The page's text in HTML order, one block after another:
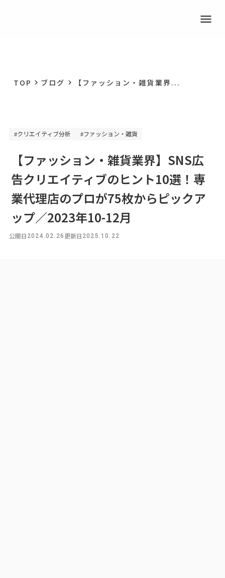
menu
TOP keyboard_arrow_right ブログ keyboard_arrow_right 【ファッション・雑貨業界...
#クリエイティブ分析 #ファッション・雑貨
【ファッション・雑貨業界】SNS広
告クリエイティブのヒント10選！専
業代理店のプロが75枚からピックア
ップ／2023年10-12月
公開日 2024.02.26 更新日 2025.10.22